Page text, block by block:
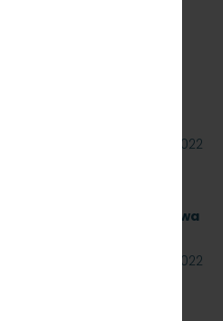
z o.o., znak:
TRÓJMIEŚCIE Sp. z o.o.
na zakup i
i smarów dla PKP Szybka
29 lipca 2022
obejmujące dwa
SKMMU.086.40.22
28 lipca 2022